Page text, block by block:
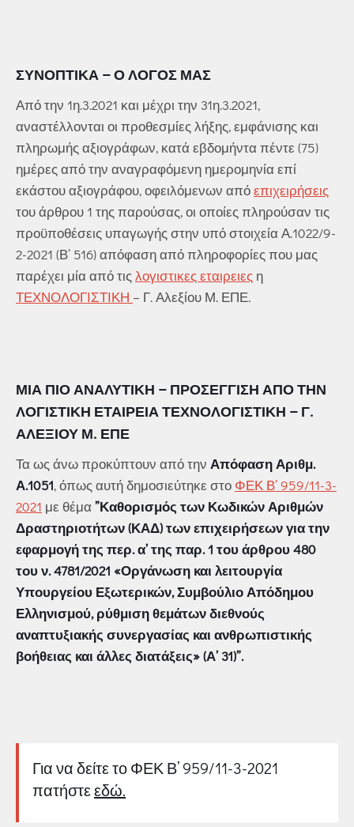
ΣΥΝΟΠΤΙΚΆ – Ο ΛΌΓΟΣ ΜΑΣ
Από την 1η.3.2021 και μέχρι την 31η.3.2021,
αναστέλλονται οι προθεσμίες λήξης, εμφάνισης και
πληρωμής αξιογράφων, κατά εβδομήντα πέντε (75)
ημέρες από την αναγραφόμενη ημερομηνία επί
εκάστου αξιογράφου, οφειλόμενων απόεπιχειρήσεις
του άρθρου 1 της παρούσας, οι οποίες πληρούσαν τις
προϋποθέσεις υπαγωγής στην υπό στοιχεία Α.1022/9-
2-2021 (Β’ 516) απόφαση από πληροφορίες που μας
παρέχει μία από τις λογιστικες εταιρειες η
ΤΕΧΝΟΛΟΓΙΣΤΙΚΗ – Γ. Αλεξίου Μ. ΕΠΕ.
ΜΙΑ ΠΙΟ ΑΝΑΛΥΤΙΚΉ – ΠΡΟΣΈΓΓΙΣΗ ΑΠΌ ΤΗΝ
ΛΟΓΙΣΤΙΚΗ ΕΤΑΙΡΕΙΑ ΤΕΧΝΟΛΟΓΙΣΤΙΚΗ – Γ.
ΑΛΕΞΊΟΥ Μ. ΕΠΕ
Τα ως άνω προκύπτουν από την Απόφαση Αριθμ.
Α.1051, όπως αυτή δημοσιεύτηκε στο ΦΕΚ Β’ 959/11-3-
2021 με θέμα ”Καθορισμός των Κωδικών Αριθμών
Δραστηριοτήτων (ΚΑΔ) των επιχειρήσεων για την
εφαρμογή της περ. α’ της παρ. 1 του άρθρου 480
του ν. 4781/2021 «Οργάνωση και λειτουργία
Υπουργείου Εξωτερικών, Συμβούλιο Απόδημου
Ελληνισμού, ρύθμιση θεμάτων διεθνούς
αναπτυξιακής συνεργασίας και ανθρωπιστικής
βοήθειας και άλλες διατάξεις» (Α’ 31)”.
Για να δείτε το ΦΕΚ Β’ 959/11-3-2021
πατήστεεδώ.